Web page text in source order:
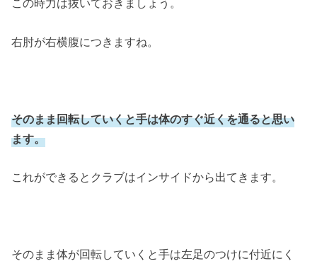
この時力は抜いておきましょう。
右肘が右横腹につきますね。
そのまま回転していくと手は体のすぐ近くを通ると思い
ます。
これができるとクラブはインサイドから出てきます。
そのまま体が回転していくと手は左足のつけに付近にく